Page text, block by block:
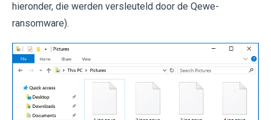
hieronder, die werden versleuteld door de Qewe-
ransomware).